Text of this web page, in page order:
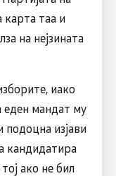
карта таа и
на нејзината
иако
еден мандат му
подоцна изјави
кандидатира
ако не бил